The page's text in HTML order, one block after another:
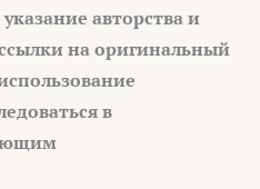
авторства и
на оригинальный
в